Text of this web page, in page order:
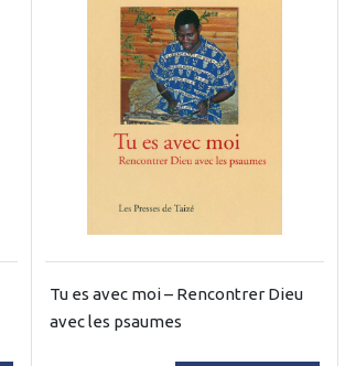
Tu es avec moi – Rencontrer Dieu
avec les psaumes